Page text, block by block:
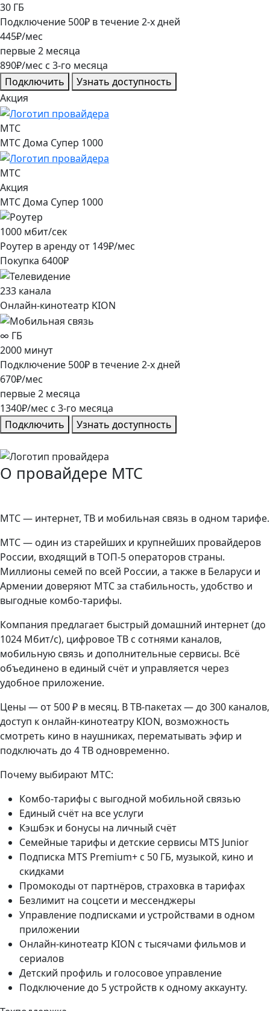
30 ГБ
Подключение 500₽ в течение2-х дней
445₽/мес
первые2 месяца
890₽/мес c 3-го месяца
Подключить
Узнать доступность
Акция
МТС
МТС Дома Супер 1000
МТС
Акция
МТС Дома Супер 1000
1000 мбит/сек
Роутер в аренду от 149₽/мес
Покупка 6400₽
233 канала
Онлайн-кинотеатр KION
∞ ГБ
2000 минут
Подключение 500₽ в течение2-х дней
670₽/мес
первые2 месяца
1340₽/мес c 3-го месяца
Подключить
Узнать доступность
О провайдере МТС
МТС — интернет, ТВ и мобильная связь в одном тарифе.
МТС — один из старейших и крупнейших провайдеров
России, входящий в ТОП-5 операторов страны.
Миллионы семей по всей России, а также в Беларуси и
Армении доверяют МТС за стабильность, удобство и
выгодные комбо-тарифы.
Компания предлагает быстрый домашний интернет (до
1024 Мбит/с), цифровое ТВ с сотнями каналов,
мобильную связь и дополнительные сервисы. Всё
объединено в единый счёт и управляется через
удобное приложение.
Цены — от 500 ₽ в месяц. В ТВ-пакетах — до 300 каналов,
доступ к онлайн-кинотеатру KION, возможность
смотреть кино в наушниках, перематывать эфир и
подключать до 4 ТВ одновременно.
Почему выбирают МТС:
Комбо-тарифы с выгодной мобильной связью
Единый счёт на все услуги
Кэшбэк и бонусы на личный счёт
Семейные тарифы и детские сервисы MTS Junior
Подписка MTS Premium+ с 50 ГБ, музыкой, кино и
скидками
Промокоды от партнёров, страховка в тарифах
Безлимит на соцсети и мессенджеры
Управление подписками и устройствами в одном
приложении
Онлайн-кинотеатр KION с тысячами фильмов и
сериалов
Детский профиль и голосовое управление
Подключение до 5 устройств к одному аккаунту.